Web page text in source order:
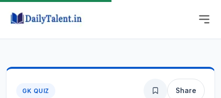
GK QUIZ Share